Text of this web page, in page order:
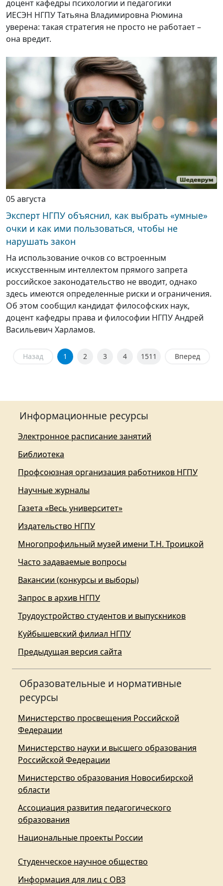
доцент кафедры психологии и педагогики
ИЕСЭН НГПУ Татьяна Владимировна Рюмина
уверена: такая стратегия не просто не работает –
она вредит.
05 августа
Эксперт НГПУ объяснил, как выбрать «умные»
очки и как ими пользоваться, чтобы не
нарушать закон
На использование очков со встроенным
искусственным интеллектом прямого запрета
российское законодательство не вводит, однако
здесь имеются определенные риски и ограничения.
Об этом сообщил кандидат философских наук,
доцент кафедры права и философии НГПУ Андрей
Васильевич Харламов.
Назад 1 2 3 4 1511 Вперед
Информационные ресурсы
Электронное расписание занятий
Библиотека
Профсоюзная организация работников НГПУ
Научные журналы
Газета «Весь университет»
Издательство НГПУ
Многопрофильный музей имени Т.Н. Троицкой
Часто задаваемые вопросы
Вакансии (конкурсы и выборы)
Запрос в архив НГПУ
Трудоустройство студентов и выпускников
Куйбышевский филиал НГПУ
Предыдущая версия сайта
Образовательные и нормативные
ресурсы
Министерство просвещения Российской
Федерации
Министерство науки и высшего образования
Российской Федерации
Министерство образования Новосибирской
области
Ассоциация развития педагогического
образования
Национальные проекты России
Студенческое научное общество
Информация для лиц с ОВЗ